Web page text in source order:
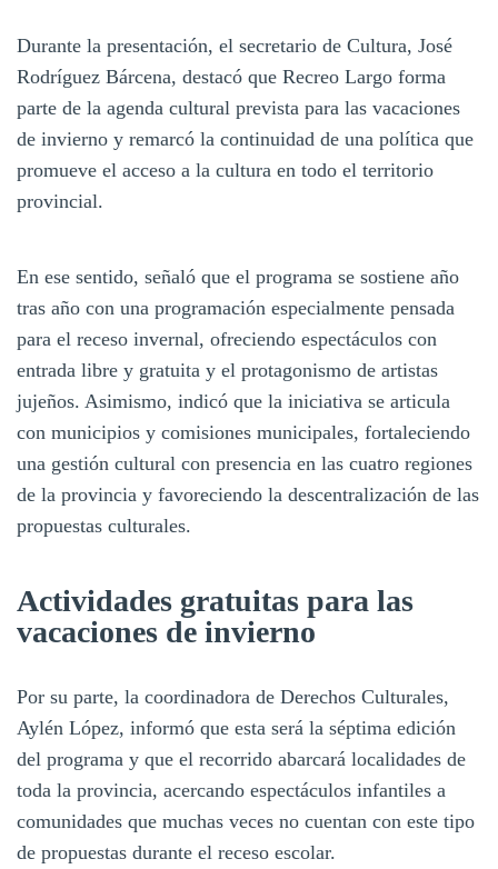
Durante la presentación, el secretario de Cultura, José
Rodríguez Bárcena, destacó que Recreo Largo forma
parte de la agenda cultural prevista para las vacaciones
de invierno y remarcó la continuidad de una política que
promueve el acceso a la cultura en todo el territorio
provincial.
En ese sentido, señaló que el programa se sostiene año
tras año con una programación especialmente pensada
para el receso invernal, ofreciendo espectáculos con
entrada libre y gratuita y el protagonismo de artistas
jujeños. Asimismo, indicó que la iniciativa se articula
con municipios y comisiones municipales, fortaleciendo
una gestión cultural con presencia en las cuatro regiones
de la provincia y favoreciendo la descentralización de las
propuestas culturales.
Actividades gratuitas para las
vacaciones de invierno
Por su parte, la coordinadora de Derechos Culturales,
Aylén López, informó que esta será la séptima edición
del programa y que el recorrido abarcará localidades de
toda la provincia, acercando espectáculos infantiles a
comunidades que muchas veces no cuentan con este tipo
de propuestas durante el receso escolar.